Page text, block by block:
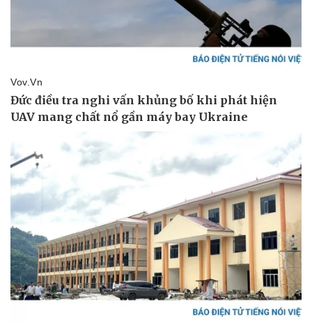
Công nghệ
Sành điệu
Tin Công nghệ
Trải nghiệm
Chuyển đổi số